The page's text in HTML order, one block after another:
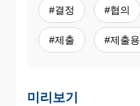
#결정 #협의
#제출 #제출용
미리보기